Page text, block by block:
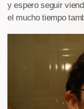
y espero seguir
el mucho tiempo